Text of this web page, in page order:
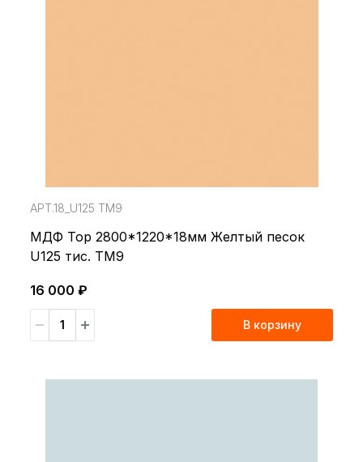
АРТ.18_U125 TM9
МДФ Top 2800*1220*18мм Желтый песок
U125 тис. TM9
16 000 ₽
В корзину